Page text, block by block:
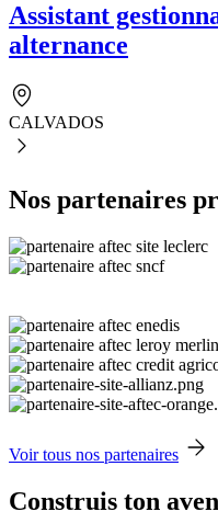
Assistant
alternance
CALVADOS
Nos partenaires
Voir tous nos partenaires
Construis ton